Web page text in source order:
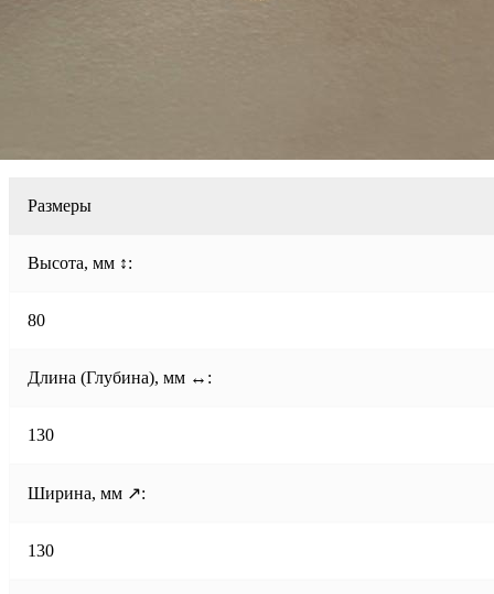
Размеры
Высота, мм ↕:
80
Длина (Глубина), мм ↔:
130
Ширина, мм ↗:
130